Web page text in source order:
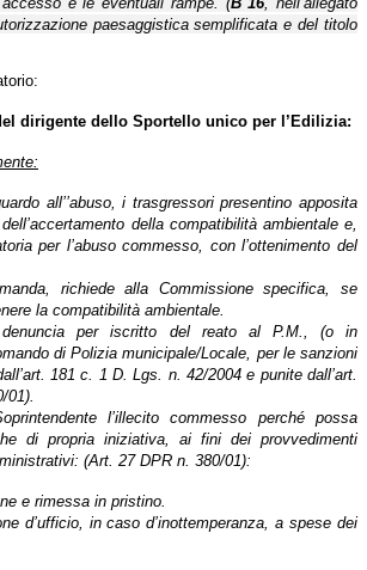
paesaggistica semplificata e del titolo
dirigente dello Sportello unico per l’Edilizia:
all’’abuso, i trasgressori presentino apposita
della compatibilità ambientale e,
per l’abuso commesso, con l’ottenimento del
richiede alla Commissione specifica, se
la compatibilità ambientale.
denuncia per iscritto del reato al P.M., (o in
di Polizia municipale/Locale, per le sanzioni
181 c. 1 D. Lgs. n. 42/2004 e punite dall’art.
01).
l’illecito commesso perché possa
di propria iniziativa, ai fini dei provvedimenti
(Art. 27 DPR n. 380/01):
e rimessa in pristino.
d’ufficio, in caso d’inottemperanza, a spese dei